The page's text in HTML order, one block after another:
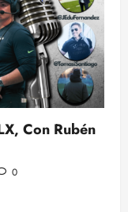
Con Rubén
0